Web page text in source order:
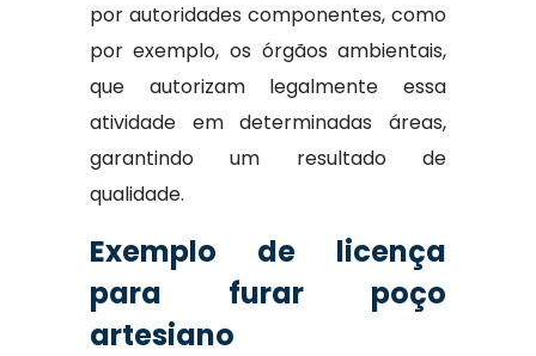
por autoridades componentes, como
por exemplo, os órgãos ambientais,
que autorizam legalmente essa
atividade em determinadas áreas,
garantindo um resultado de
qualidade.
Exemplo de licença
para furar poço
artesiano